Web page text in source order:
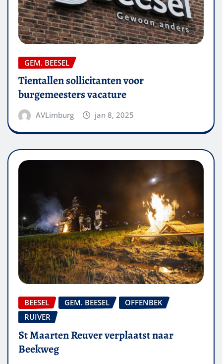
GEM. BEESEL
Tientallen sollicitanten voor
burgemeesters vacature
AVLimburg jan 8, 2025
BEESEL GEM. BEESEL
OFFENBEK
RUIVER
St Maarten Reuver verplaatst naar
Beekweg